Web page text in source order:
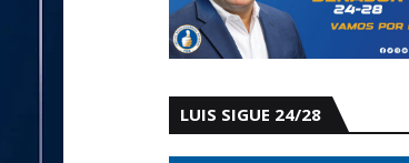
LUIS SIGUE 24/28